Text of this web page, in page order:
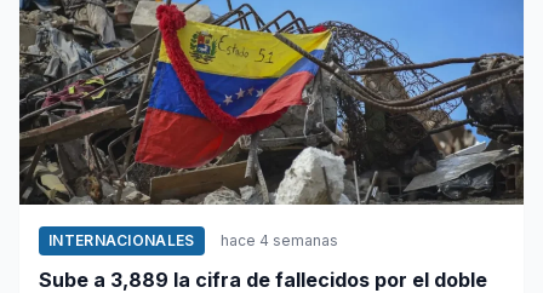
INTERNACIONALES hace 4 semanas
Sube a 3,889 la cifra de fallecidos por el doble